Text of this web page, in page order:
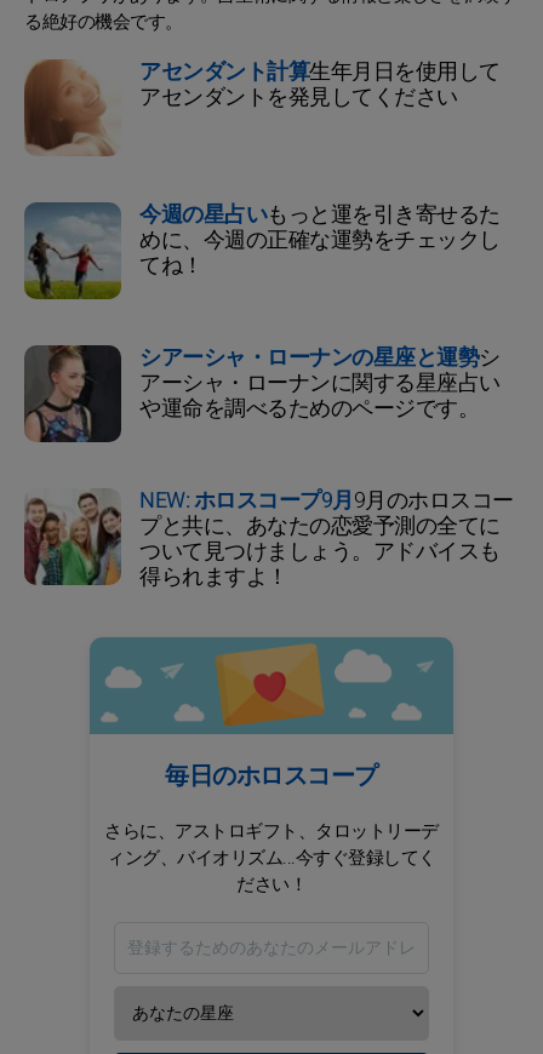
る絶好の機会です。
アセンダント計算生年月日を使用して
アセンダントを発見してください
今週の星占いもっと運を引き寄せるた
めに、今週の正確な運勢をチェックし
てね！
シアーシャ・ローナンの星座と運勢シ
アーシャ・ローナンに関する星座占い
や運命を調べるためのページです。
NEW: ホロスコープ9月9月のホロスコー
プと共に、あなたの恋愛予測の全てに
ついて見つけましょう。アドバイスも
得られますよ！
毎日のホロスコープ
さらに、アストロギフト、タロットリーデ
ィング、バイオリズム...今すぐ登録してく
ださい！